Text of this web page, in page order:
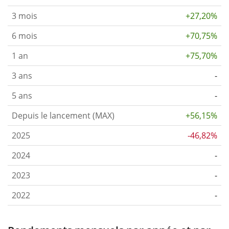
3 mois
+27,20%
6 mois
+70,75%
1 an
+75,70%
3 ans
-
5 ans
-
Depuis le lancement (MAX)
+56,15%
2025
-46,82%
2024
-
2023
-
2022
-